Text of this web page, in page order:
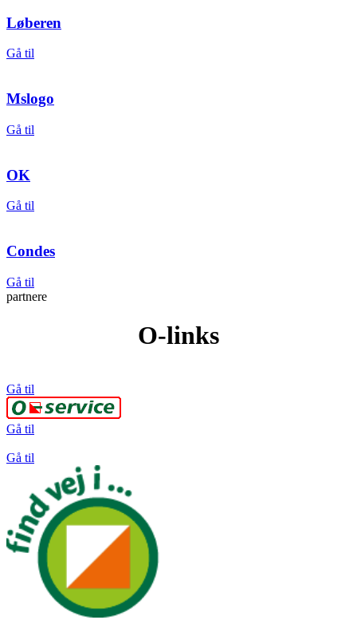
Løberen
Gå til
Mslogo
Gå til
OK
Gå til
Condes
Gå til
partnere
O-links
Gå til
Gå til
Gå til